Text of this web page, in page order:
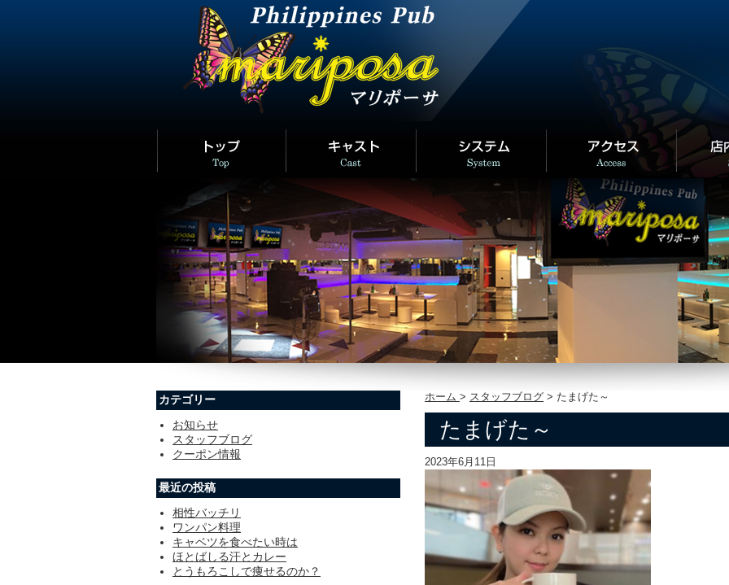
ホーム > スタッフブログ > たまげた～
たまげた～
2023年6月11日
カテゴリー
お知らせ
スタッフブログ
クーポン情報
最近の投稿
相性バッチリ
ワンパン料理
キャベツを食べたい時は
ほとばしる汗とカレー
とうもろこしで痩せるのか？